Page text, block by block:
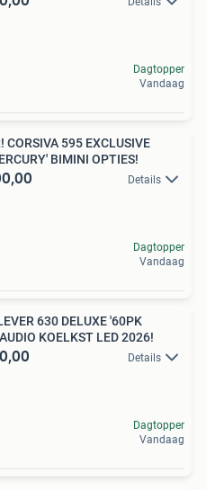
Dagtopper
Vandaag
CORSIVA 595 EXCLUSIVE
BIMINI OPTIES!
Details
Dagtopper
Vandaag
630 DELUXE '60PK
KOELKST LED 2026!
Details
Dagtopper
Vandaag